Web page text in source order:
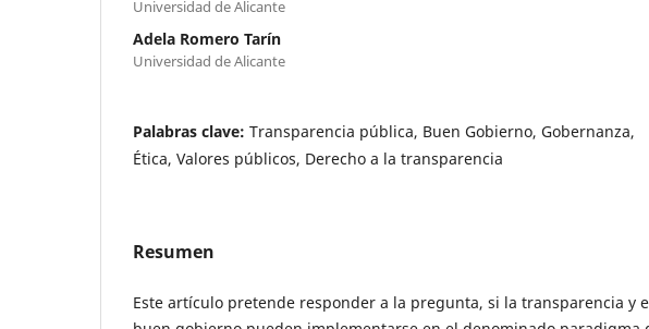
Universidad de Alicante
Adela Romero Tarín
Universidad de Alicante
Palabras clave: Transparencia pública, Buen Gobierno, Gobernanza,
Ética, Valores públicos, Derecho a la transparencia
Resumen
Este artículo pretende responder a la pregunta, si la transparencia y